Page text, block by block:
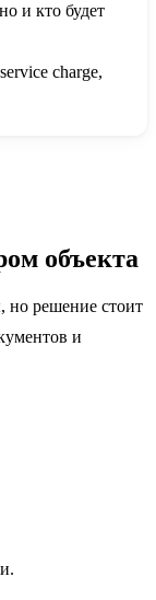
и кто будет
charge,
объекта
но решение стоит
и